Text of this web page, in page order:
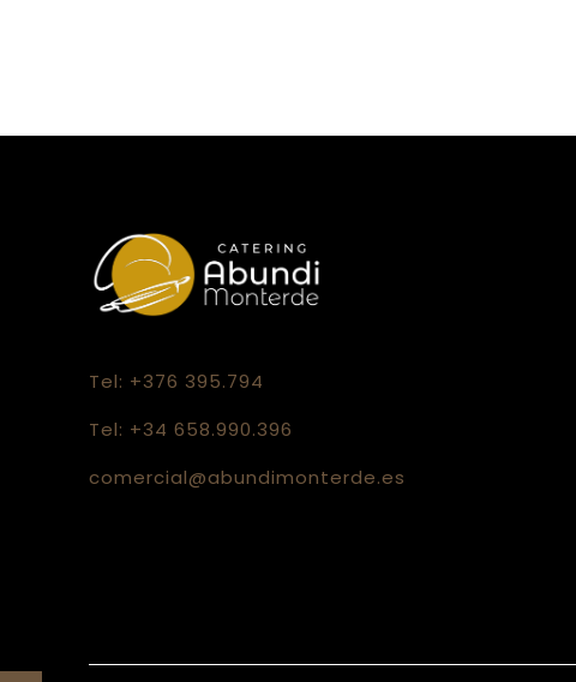
Tel: +376 395.794
Tel: +34 658.990.396
comercial@abundimonterde.es